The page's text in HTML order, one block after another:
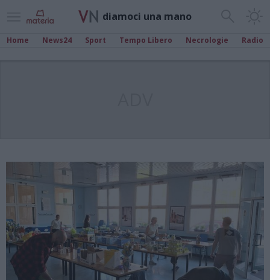
diamoci una mano
Home News24 Sport Tempo Libero Necrologie Radio